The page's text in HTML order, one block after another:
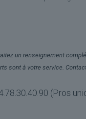
un renseignement
sont à votre service.
(Pros